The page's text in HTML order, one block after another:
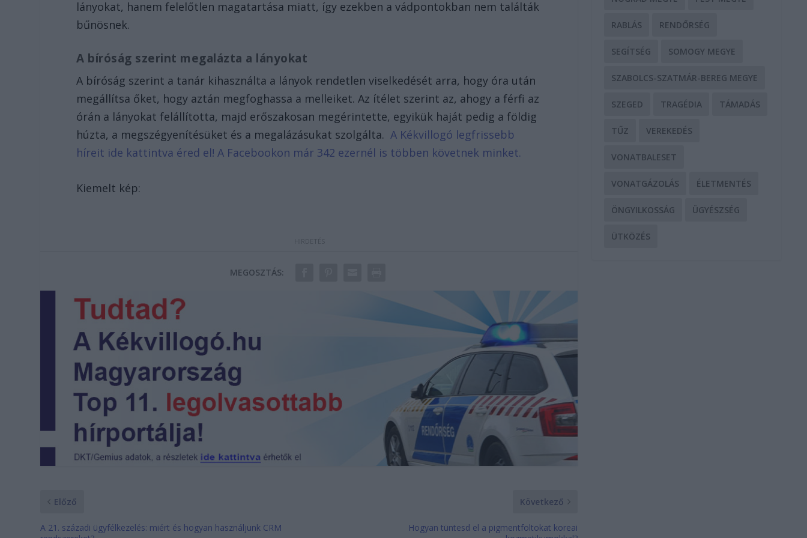
lányokat, hanem felelőtlen magatartása miatt, így ezekben a vádpontokban nem találták
bűnösnek.
A bíróság szerint megalázta a lányokat
A bíróság szerint a tanár kihasználta a lányok rendetlen viselkedését arra, hogy óra után
megállítsa őket, hogy aztán megfoghassa a melleiket. Az ítélet szerint az, ahogy a férfi az
órán a lányokat felállította, majd erőszakosan megérintette, egyikük haját pedig a földig
húzta, a megszégyenítésüket és a megalázásukat szolgálta.A Kékvillogó legfrissebb
híreit ide kattintva éred el! A Facebookon már 342 ezernél is többen követnek minket.
Kiemelt kép:
MEGOSZTÁS:
Előző
A 21. századi ügyfélkezelés: miért és hogyan használjunk CRM
Következő
Hogyan tüntesd el a pigmentfoltokat koreai
RABLÁS RENDŐRSÉG
SEGÍTSÉG SOMOGY MEGYE
SZABOLCS-SZATMÁR-BEREG MEGYE
SZEGED TRAGÉDIA TÁMADÁS
TŰZ VEREKEDÉS
VONATBALESET
VONATGÁZOLÁS ÉLETMENTÉS
ÖNGYILKOSSÁG ÜGYÉSZSÉG
ÜTKÖZÉS